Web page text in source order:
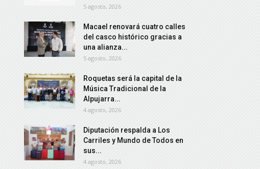
5 agosto, 2026
Macael renovará cuatro calles
del casco histórico gracias a
una alianza...
5 agosto, 2026
Roquetas será la capital de la
Música Tradicional de la
Alpujarra...
4 agosto, 2026
Diputación respalda a Los
Carriles y Mundo de Todos en
sus...
4 agosto, 2026